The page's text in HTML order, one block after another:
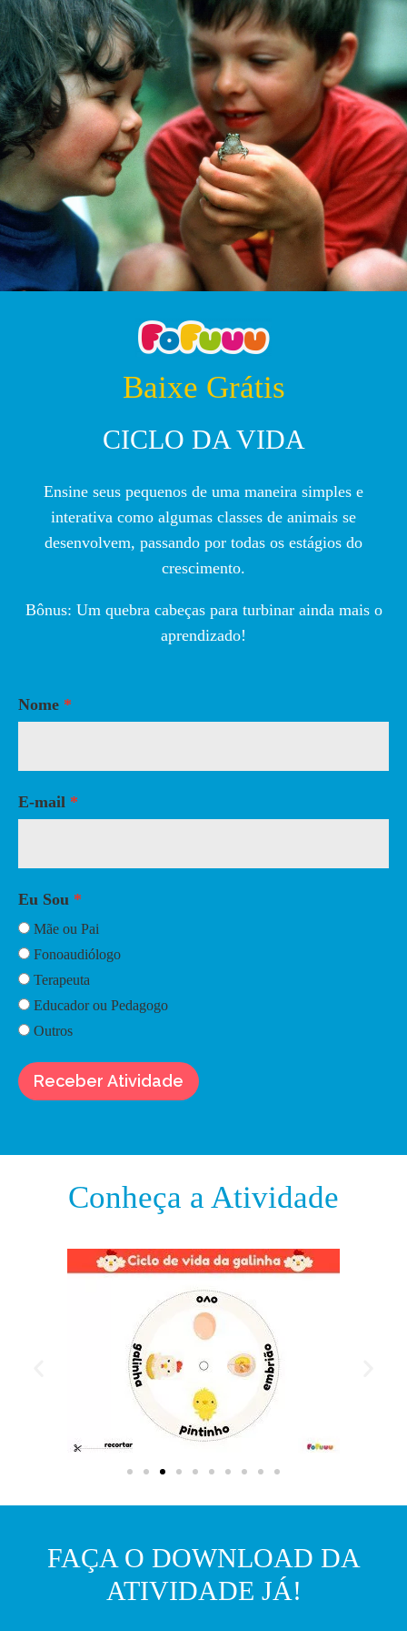
Baixe Grátis
CICLO DA VIDA
Ensine seus pequenos de uma maneira simples e
interativa como algumas classes de animais se
desenvolvem, passando por todas os estágios do
crescimento.
Bônus: Um quebra cabeças para turbinar ainda mais o
aprendizado!
Nome
E-mail
Eu Sou
Mãe ou Pai
Fonoaudiólogo
Terapeuta
Educador ou Pedagogo
Outros
Receber Atividade
Conheça a Atividade
FAÇA O DOWNLOAD DA
ATIVIDADE JÁ!